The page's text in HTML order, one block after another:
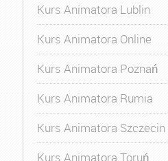
Kurs Animatora Lublin
Kurs Animatora Online
Kurs Animatora Poznań
Kurs Animatora Rumia
Kurs Animatora Szczecin
Kurs Animatora Toruń